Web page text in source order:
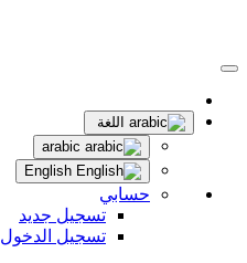
اللغة
حسابي
تسجيل جديد
تسجيل الدخول